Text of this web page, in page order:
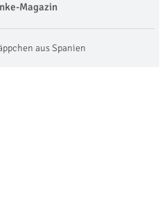
Magazin
aus Spanien